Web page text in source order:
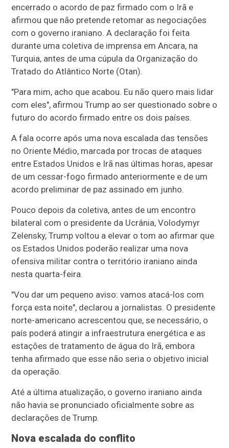
encerrado o acordo de paz firmado com o Irã e
afirmou que não pretende retomar as negociações
com o governo iraniano. A declaração foi feita
durante uma coletiva de imprensa em Ancara, na
Turquia, antes de uma cúpula da Organização do
Tratado do Atlântico Norte (Otan).
"Para mim, acho que acabou. Eu não quero mais lidar
com eles", afirmou Trump ao ser questionado sobre o
futuro do acordo firmado entre os dois países.
A fala ocorre após uma nova escalada das tensões
no Oriente Médio, marcada por trocas de ataques
entre Estados Unidos e Irã nas últimas horas, apesar
de um cessar-fogo firmado anteriormente e de um
acordo preliminar de paz assinado em junho.
Pouco depois da coletiva, antes de um encontro
bilateral com o presidente da Ucrânia, Volodymyr
Zelensky, Trump voltou a elevar o tom ao afirmar que
os Estados Unidos poderão realizar uma nova
ofensiva militar contra o território iraniano ainda
nesta quarta-feira.
"Vou dar um pequeno aviso: vamos atacá-los com
força esta noite", declarou a jornalistas. O presidente
norte-americano acrescentou que, se necessário, o
país poderá atingir a infraestrutura energética e as
estações de tratamento de água do Irã, embora
tenha afirmado que esse não seria o objetivo inicial
da operação.
Até a última atualização, o governo iraniano ainda
não havia se pronunciado oficialmente sobre as
declarações de Trump.
Nova escalada do conflito